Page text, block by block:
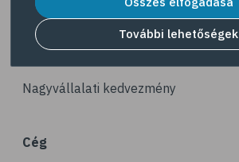
# quinoa
# szelén
# hajdina
# egészséges étrend
Dermokozmetikumok
Gyöngy Patika Magazin
Nagyvállalati kedvezmény
Cég
További lehetőségek